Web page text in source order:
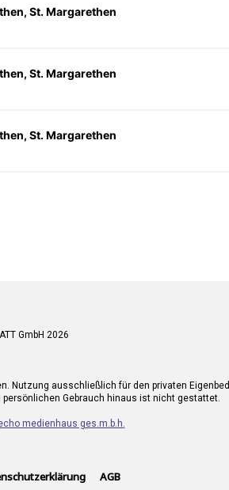
St. Margarethen
St. Margarethen
St. Margarethen
GmbH 2026
Nutzung ausschließlich für den privaten
persönlichen Gebrauch hinaus ist nicht gestattet.
medienhaus ges.m.b.h.
AGB